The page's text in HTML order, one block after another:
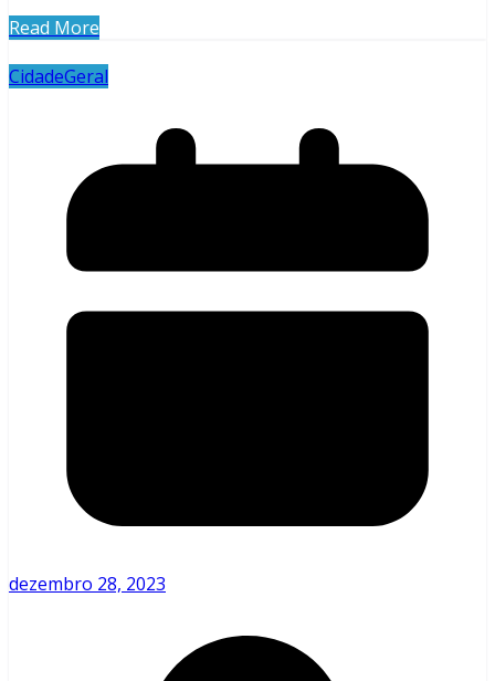
Read More
CidadeGeral
dezembro 28, 2023